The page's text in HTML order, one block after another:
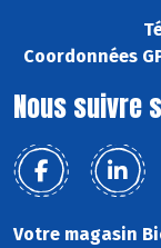
Coordonnées
Nous suivre
Votre magasin